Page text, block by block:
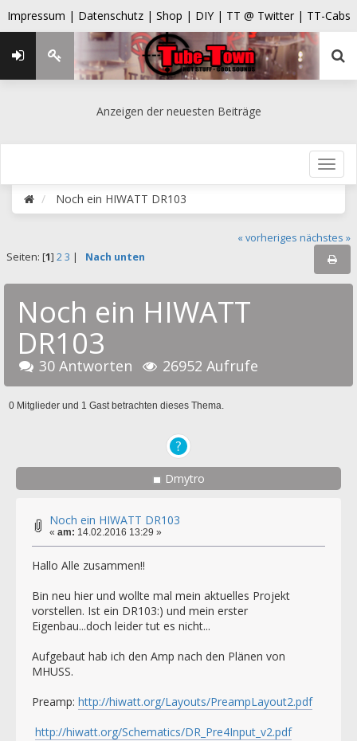
Impressum | Datenschutz | Shop | DIY | TT @ Twitter | TT-Cabs
Anzeigen der neuesten Beiträge
Noch ein HIWATT DR103
« vorheriges nächstes »
Seiten: [1] 2 3 | Nach unten
Noch ein HIWATT
DR103
30 Antworten 26952 Aufrufe
0 Mitglieder und 1 Gast betrachten dieses Thema.
Dmytro
Noch ein HIWATT DR103
« am: 14.02.2016 13:29 »
Hallo Alle zusammen!!
Bin neu hier und wollte mal mein aktuelles Projekt
vorstellen. Ist ein DR103:) und mein erster
Eigenbau...doch leider tut es nicht...
Aufgebaut hab ich den Amp nach den Plänen von
MHUSS.
Preamp: http://hiwatt.org/Layouts/PreampLayout2.pdf
http://hiwatt.org/Schematics/DR_Pre4Input_v2.pdf